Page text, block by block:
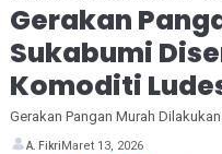
Gerakan
Sukabumi
Komoditi
Gerakan Pangan Murah
A. FikriMaret 13, 2026